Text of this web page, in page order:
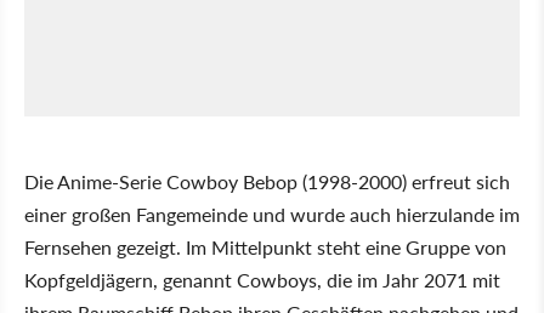
Die Anime-Serie Cowboy Bebop (1998-2000) erfreut sich
einer großen Fangemeinde und wurde auch hierzulande im
Fernsehen gezeigt. Im Mittelpunkt steht eine Gruppe von
Kopfgeldjägern, genannt Cowboys, die im Jahr 2071 mit